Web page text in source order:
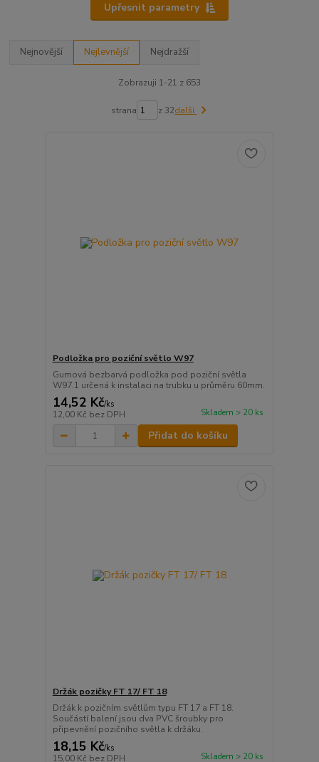
Upřesnit parametry
Nejnovější Nejlevnější Nejdražší
Zobrazuji 1-21 z 653
strana z 32další
Podložka pro poziční světlo W97
Gumová bezbarvá podložka pod poziční světla
W97.1 určená k instalaci na trubku u průměru 60mm.
14,52 Kč/ks
12,00 Kč bez DPH Skladem > 20 ks
Přidat do košíku
Držák pozičky FT 17/ FT 18
Držák k pozičním světlům typu FT 17 a FT 18.
Součástí balení jsou dva PVC šroubky pro
připevnění pozičního světla k držáku.
18,15 Kč/ks
15,00 Kč bez DPH Skladem > 20 ks